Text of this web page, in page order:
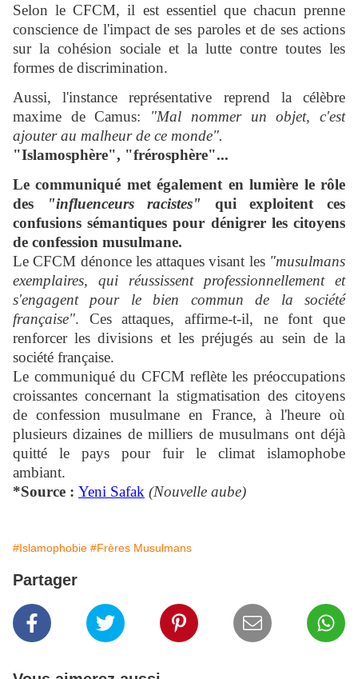
Selon le CFCM, il est essentiel que chacun prenne
conscience de l'impact de ses paroles et de ses actions
sur la cohésion sociale et la lutte contre toutes les
formes de discrimination.
Aussi, l'instance représentative reprend la célèbre
maxime de Camus: "Mal nommer un objet, c'est
ajouter au malheur de ce monde".
"Islamosphère", "frérosphère"...
Le communiqué met également en lumière le rôle
des
"influenceurs racistes" qui exploitent ces
confusions sémantiques pour dénigrer les citoyens
de confession musulmane.
Le CFCM dénonce les attaques visant les "musulmans
exemplaires, qui réussissent professionnellement et
s'engagent pour le bien commun de la société
française". Ces attaques, affirme-t-il, ne font que
renforcer les divisions et les préjugés au sein de la
société française.
Le communiqué du CFCM reflète les préoccupations
croissantes concernant la stigmatisation des citoyens
de confession musulmane en France, à l'heure où
plusieurs dizaines de milliers de musulmans ont déjà
quitté le pays pour fuir le climat islamophobe
ambiant.
*Source : Yeni Safak (Nouvelle aube)
#Islamophobie #Frères Musulmans
Partager